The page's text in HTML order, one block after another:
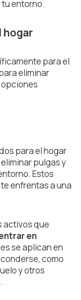
entorno.
hogar
para el
eliminar
opciones
para el hogar
pulgas y
Estos
enfrentas a una
activos que
en
se aplican en
como
y otros